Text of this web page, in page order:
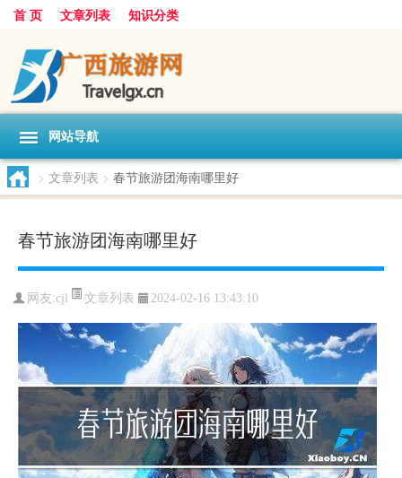
首 页 文章列表 知识分类
网站导航
> 文章列表 > 春节旅游团海南哪里好
春节旅游团海南哪里好
网友:cjl 文章列表 2024-02-16 13:43:10